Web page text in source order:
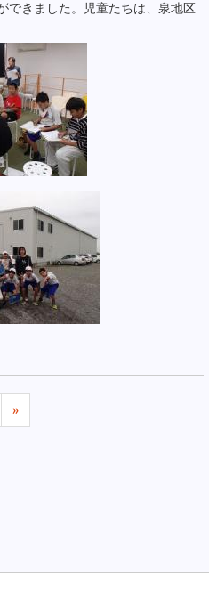
できました。児童たちは、泉地区
»